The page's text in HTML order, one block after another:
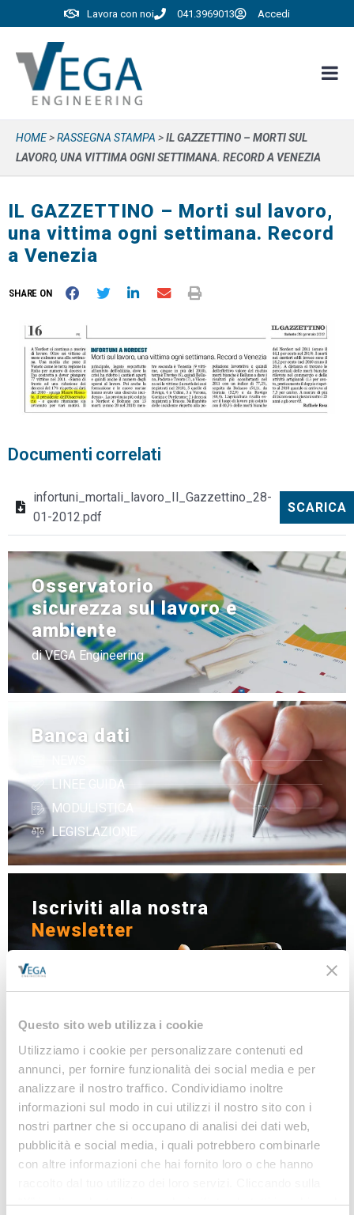
Questo sito web utilizza i cookie
Utilizziamo i cookie per personalizzare contenuti ed
annunci, per fornire funzionalità dei social media e per
analizzare il nostro traffico. Condividiamo inoltre
informazioni sul modo in cui utilizzi il nostro sito con i
nostri partner che si occupano di analisi dei dati web,
pubblicità e social media, i quali potrebbero combinarle
con altre informazioni che hai fornito loro o che hanno
“X” in alto a destra si procederà rifiutando tutti i cookie, ad
Lavora con noi 041.3969013 Accedi
HOME>RASSEGNA STAMPA >IL GAZZETTINO – MORTI SUL
LAVORO, UNA VITTIMA OGNI SETTIMANA. RECORD A VENEZIA
IL GAZZETTINO – Morti sul lavoro,
una vittima ogni settimana. Record
a Venezia
SHARE ON
Documenti correlati
infortuni_mortali_lavoro_Il_Gazzettino_28-
01-2012.pdf
SCARICA
Banca dati
LINEE GUIDA
MODULISTICA
LEGISLAZIONE
Osservatorio
sicurezza sul lavoro e
ambiente
di VEGA Engineering
Iscriviti alla nostra
Newsletter
Notizie, Modulistica e Linee Guida gratuite per
Iscriviti
Osservatorio sicurezza sul